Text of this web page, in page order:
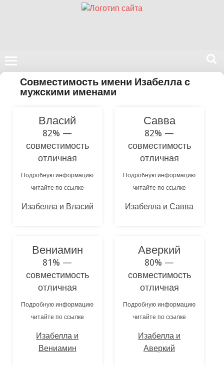
ПоискСовместимость имени Изабелла с
мужскими именами
Власий
82% —
совместимость
отличная
Подробную информацию
читайте по ссылке
Изабелла и Власий
Савва
82% —
совместимость
отличная
Подробную информацию
читайте по ссылке
Изабелла и Савва
Вениамин
81% —
совместимость
отличная
Подробную информацию
читайте по ссылке
Изабелла и
Вениамин
Аверкий
80% —
совместимость
отличная
Подробную информацию
читайте по ссылке
Изабелла и
Аверкий